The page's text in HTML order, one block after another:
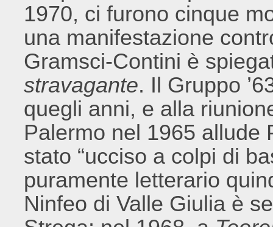
1970, ci furono cinque
una manifestazione
Gramsci-Contini è
stravagante. Il Gruppo
quegli anni, e alla
Palermo nel 1965 allude
stato “ucciso a colpi di
puramente letterario
Ninfeo di Valle Giulia è